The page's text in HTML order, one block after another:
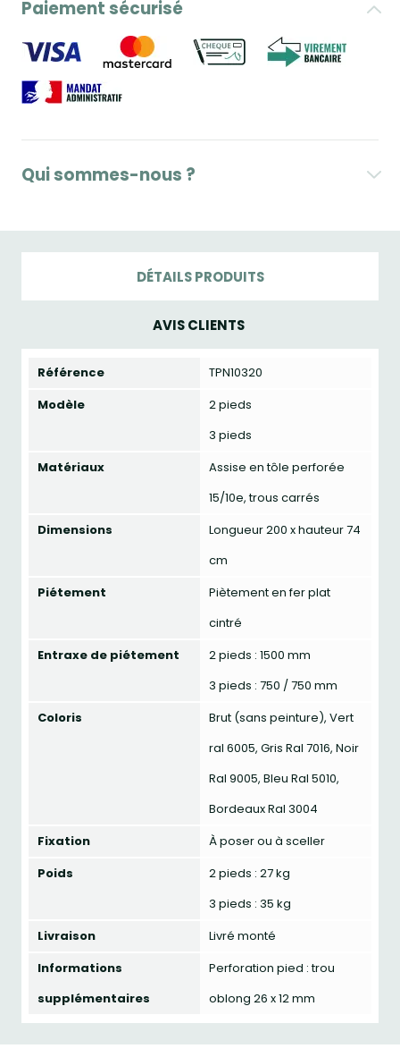
Paiement sécurisé
Qui sommes-nous ?
DÉTAILS PRODUITS
AVIS CLIENTS
Référence
TPN10320
Modèle
2 pieds
3 pieds
Matériaux
Assise en tôle perforée
15/10e, trous carrés
Dimensions
Longueur 200 x hauteur 74
cm
Piétement
Piètement en fer plat
cintré
Entraxe de piétement
2 pieds : 1500 mm
3 pieds : 750 / 750 mm
Coloris
Brut (sans peinture), Vert
ral 6005, Gris Ral 7016, Noir
Ral 9005, Bleu Ral 5010,
Bordeaux Ral 3004
Fixation
À poser ou à sceller
Poids
2 pieds : 27 kg
3 pieds : 35 kg
Livraison
Livré monté
Informations
supplémentaires
Perforation pied : trou
oblong 26 x 12 mm